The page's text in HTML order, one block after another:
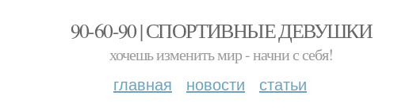
90-60-90 | СПОРТИВНЫЕ ДЕВУШКИ
хочешь изменить мир - начни с себя!
главная новости статьи